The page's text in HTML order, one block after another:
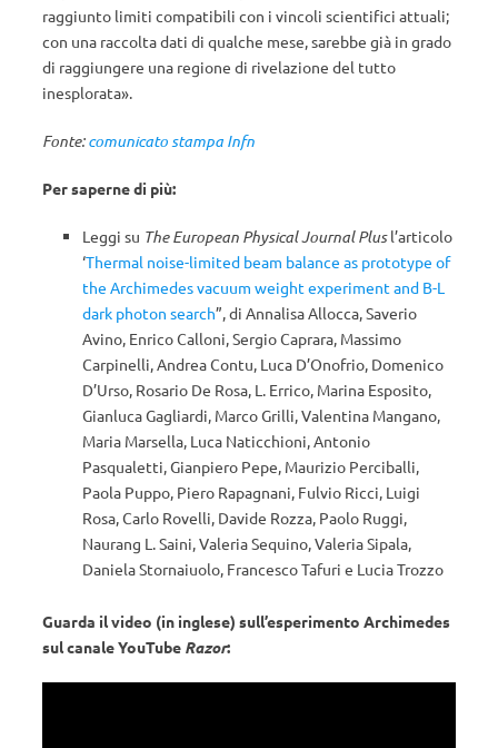
raggiunto limiti compatibili con i vincoli scientifici attuali;
con una raccolta dati di qualche mese, sarebbe già in grado
di raggiungere una regione di rivelazione del tutto
inesplorata».
Fonte:comunicato stampa Infn
Per saperne di più:
Leggi su The European Physical Journal Plusl’articolo
‘Thermal noise-limited beam balance as prototype of
the Archimedes vacuum weight experiment and B-L
dark photon search”, di Annalisa Allocca, Saverio
Avino, Enrico Calloni, Sergio Caprara, Massimo
Carpinelli, Andrea Contu, Luca D’Onofrio, Domenico
D’Urso, Rosario De Rosa, L. Errico, Marina Esposito,
Gianluca Gagliardi, Marco Grilli, Valentina Mangano,
Maria Marsella, Luca Naticchioni, Antonio
Pasqualetti, Gianpiero Pepe, Maurizio Perciballi,
Paola Puppo, Piero Rapagnani, Fulvio Ricci, Luigi
Rosa, Carlo Rovelli, Davide Rozza, Paolo Ruggi,
Naurang L. Saini, Valeria Sequino, Valeria Sipala,
Daniela Stornaiuolo, Francesco Tafuri e Lucia Trozzo
Guarda il video (in inglese) sull’esperimento Archimedes
sul canale YouTube Razor: